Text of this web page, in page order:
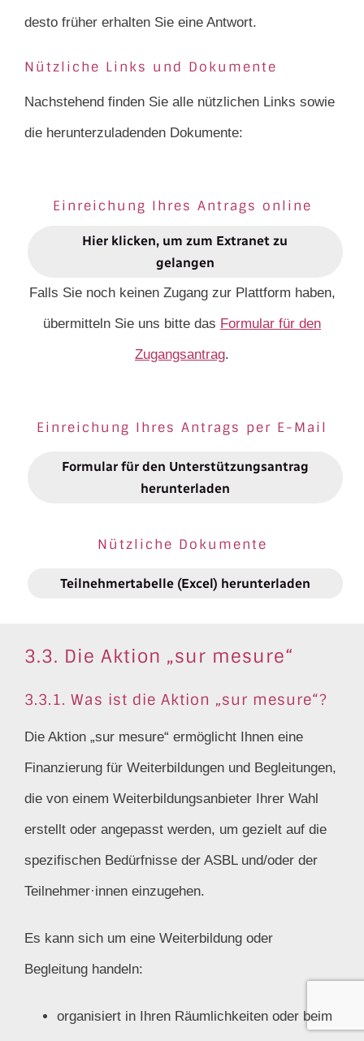
desto früher erhalten Sie eine Antwort.
Nützliche Links und Dokumente
Nachstehend finden Sie alle nützlichen Links sowie
die herunterzuladenden Dokumente:
Einreichung Ihres Antrags online
Hier klicken, um zum Extranet zu
gelangen
Falls Sie noch keinen Zugang zur Plattform haben,
übermitteln Sie uns bitte das Formular für den
Zugangs­antrag.
Einreichung Ihres Antrags per E-Mail
Formular für den Unterstützungsantrag
herunterladen
Nützliche Dokumente
Teilnehmertabelle (Excel) herunterladen
3.3. Die Aktion „sur mesure“
3.3.1. Was ist die Aktion „sur mesure“?
Die Aktion „sur mesure“ ermöglicht Ihnen eine
Finanzierung für Weiterbildungen und Begleitungen,
die von einem Weiterbildungsanbieter Ihrer Wahl
erstellt oder angepasst werden, um gezielt auf die
spezifischen Bedürfnisse der ASBL und/oder der
Teilnehmer·innen einzugehen.
Es kann sich um eine Weiterbildung oder
Begleitung handeln:
organisiert in Ihren Räumlichkeiten oder beim